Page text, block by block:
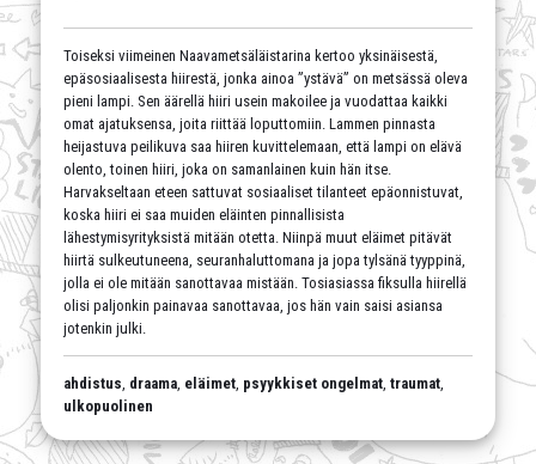
Toiseksi viimeinen Naavametsäläistarina kertoo yksinäisestä,
epäsosiaalisesta hiirestä, jonka ainoa ”ystävä” on metsässä oleva
pieni lampi. Sen äärellä hiiri usein makoilee ja vuodattaa kaikki
omat ajatuksensa, joita riittää loputtomiin. Lammen pinnasta
heijastuva peilikuva saa hiiren kuvittelemaan, että lampi on elävä
olento, toinen hiiri, joka on samanlainen kuin hän itse.
Harvakseltaan eteen sattuvat sosiaaliset tilanteet epäonnistuvat,
koska hiiri ei saa muiden eläinten pinnallisista
lähestymisyrityksistä mitään otetta. Niinpä muut eläimet pitävät
hiirtä sulkeutuneena, seuranhaluttomana ja jopa tylsänä tyyppinä,
jolla ei ole mitään sanottavaa mistään. Tosiasiassa fiksulla hiirellä
olisi paljonkin painavaa sanottavaa, jos hän vain saisi asiansa
jotenkin julki.
ahdistus draama eläimet psyykkiset ongelmat ,traumat
ulkopuolinen